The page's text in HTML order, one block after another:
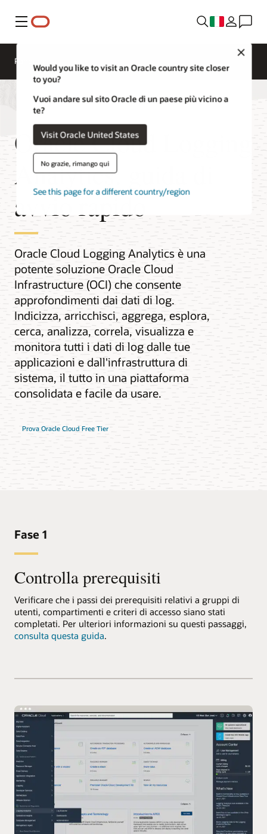
Menu
Would you like to visit an Oracle country site closer
to you?
Vuoi andare sul sito Oracle di un paese più vicino a
te?
Visit Oracle United States
No grazie, rimango qui
See this page for a different country/region
Panoramica
Oracle Cloud Logging
Analytics: guida di
avvio rapido
Oracle Cloud Logging Analytics è una
potente soluzione Oracle Cloud
Infrastructure (OCI) che consente
approfondimenti dai dati di log.
Indicizza, arricchisci, aggrega, esplora,
cerca, analizza, correla, visualizza e
monitora tutti i dati di log dalle tue
applicazioni e dall'infrastruttura di
sistema, il tutto in una piattaforma
consolidata e facile da usare.
Prova Oracle Cloud Free Tier
Fase 1
Controlla prerequisiti
Verificare che i passi dei prerequisiti relativi a gruppi di
utenti, compartimenti e criteri di accesso siano stati
completati. Per ulteriori informazioni su questi passaggi,
consulta questa guida.